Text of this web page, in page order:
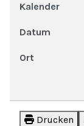
Kalender
Datum
Ort
Drucken